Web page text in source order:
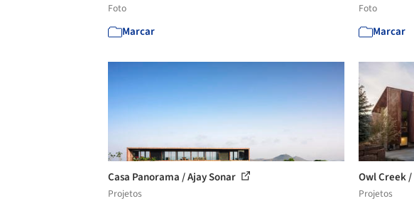
Foto
Marcar
Foto
Marcar
Casa Panorama / Ajay Sonar
Projetos
Owl Creek
Projetos